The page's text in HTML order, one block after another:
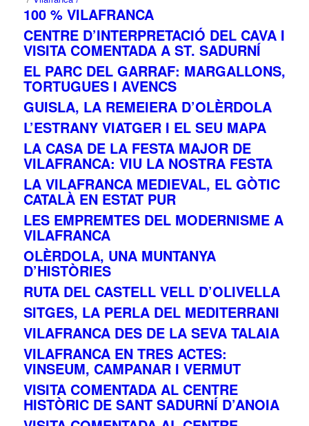
100 % VILAFRANCA
CENTRE D’INTERPRETACIÓ DEL CAVA I
VISITA COMENTADA A ST. SADURNÍ
EL PARC DEL GARRAF: MARGALLONS,
TORTUGUES I AVENCS
GUISLA, LA REMEIERA D’OLÈRDOLA
L’ESTRANY VIATGER I EL SEU MAPA
LA CASA DE LA FESTA MAJOR DE
VILAFRANCA: VIU LA NOSTRA FESTA
LA VILAFRANCA MEDIEVAL, EL GÒTIC
CATALÀ EN ESTAT PUR
LES EMPREMTES DEL MODERNISME A
VILAFRANCA
OLÈRDOLA, UNA MUNTANYA
D’HISTÒRIES
RUTA DEL CASTELL VELL D’OLIVELLA
SITGES, LA PERLA DEL MEDITERRANI
VILAFRANCA DES DE LA SEVA TALAIA
VILAFRANCA EN TRES ACTES:
VINSEUM, CAMPANAR I VERMUT
VISITA COMENTADA AL CENTRE
HISTÒRIC DE SANT SADURNÍ D’ANOIA